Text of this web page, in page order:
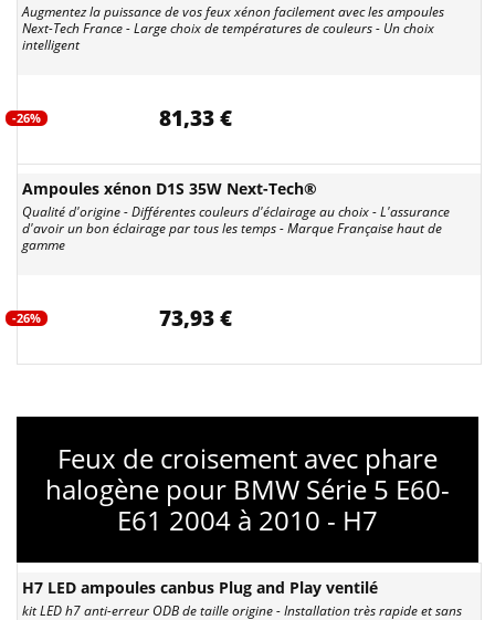
Augmentez la puissance de vos feux xénon facilement avec les ampoules
Next-Tech France - Large choix de températures de couleurs - Un choix
intelligent
-26% 81,33 €
Ampoules xénon D1S 35W Next-Tech®
Qualité d'origine - Différentes couleurs d'éclairage au choix - L'assurance
d'avoir un bon éclairage par tous les temps - Marque Française haut de
gamme
-26% 73,93 €
Feux de croisement avec phare
halogène pour BMW Série 5 E60-
E61 2004 à 2010 - H7
H7 LED ampoules canbus Plug and Play ventilé
kit LED h7 anti-erreur ODB de taille origine - Installation très rapide et sans